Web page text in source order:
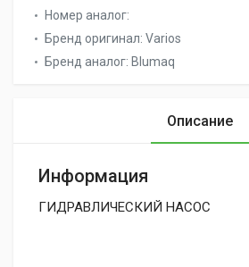
Номер аналог:
Бренд оригинал: Varios
Бренд аналог: Blumaq
Описание
Информация
ГИДРАВЛИЧЕСКИЙ НАСОС